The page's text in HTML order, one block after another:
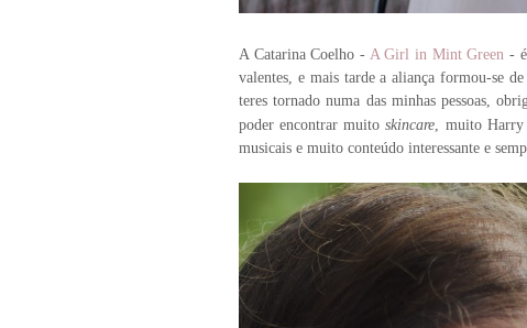
A Catarina Coelho - A Girl in Mint Green -
valentes, e mais tarde a aliança formou-se
teres tornado numa das minhas pessoas,
poder encontrar muitoskincare , muito
musicais e muito conteúdo interessante e